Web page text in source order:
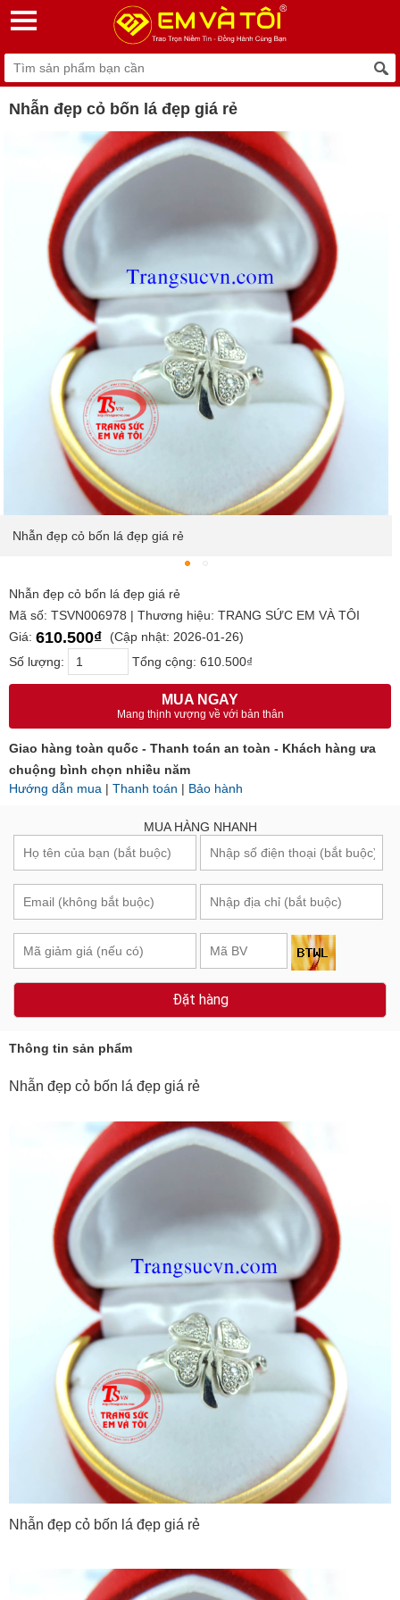
Nhẫn đẹp cỏ bốn lá đẹp giá rẻ
Nhẫn đẹp cỏ bốn lá đẹp giá rẻ
Nhẫn đẹp cỏ bốn lá đẹp giá rẻ
Mã số: TSVN006978 | Thương hiệu: TRANG SỨC EM VÀ TÔI
Giá: 610.500₫
(Cập nhật: 2026-01-26)
Số lượng:
Tổng cộng: 610.500₫
MUA NGAY
Mang thịnh vượng về với bản thân
Giao hàng toàn quốc - Thanh toán an toàn - Khách hàng ưa
chuộng bình chọn nhiều năm
Hướng dẫn mua | Thanh toán | Bảo hành
MUA HÀNG NHANH
Đặt hàng
Thông tin sản phẩm
Nhẫn đẹp cỏ bốn lá đẹp giá rẻ
Nhẫn đẹp cỏ bốn lá đẹp giá rẻ